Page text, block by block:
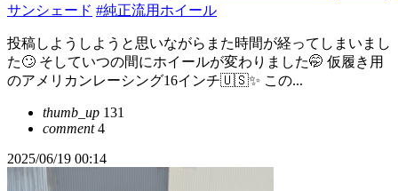
サンシェード #純正流用ホイール
投稿しようしようと思いながらまた時間が経ってしまいまし
た🙄 そしていつの間にホイールが変わりました🤭 仮履き用
のアメリカンレーシング16インチ🇺🇸✨ この...
thumb_up 131
comment4
2025/06/19 00:14